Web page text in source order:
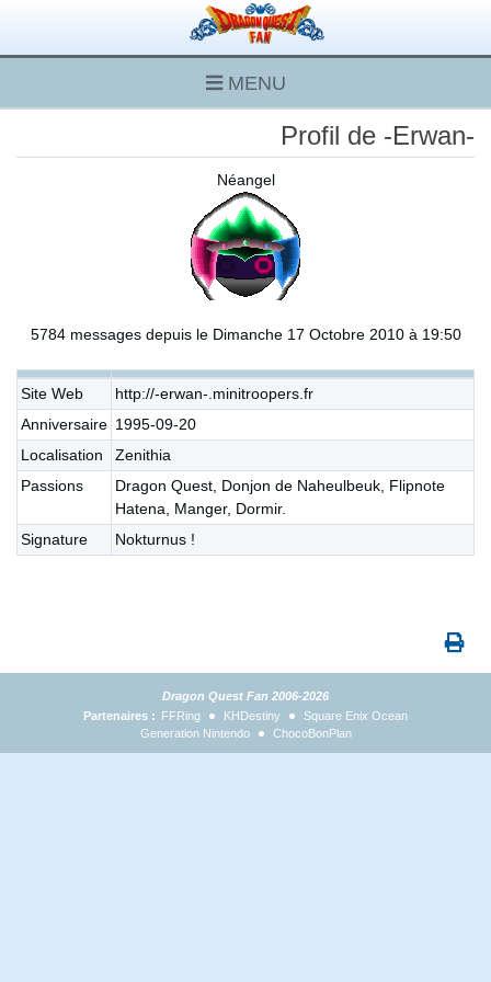
MENU
Profil de -Erwan-
Néangel
5784 messages depuis le Dimanche 17 Octobre 2010 à 19:50
Site Web
http://-erwan-.minitroopers.fr
Anniversaire 1995-09-20
Localisation
Zenithia
Passions
Dragon Quest, Donjon de Naheulbeuk, Flipnote
Hatena, Manger, Dormir.
Signature
Nokturnus !
Dragon Quest Fan 2006-2026
Partenaires : FFRing KHDestiny
Square Enix Ocean
Generation Nintendo
ChocoBonPlan